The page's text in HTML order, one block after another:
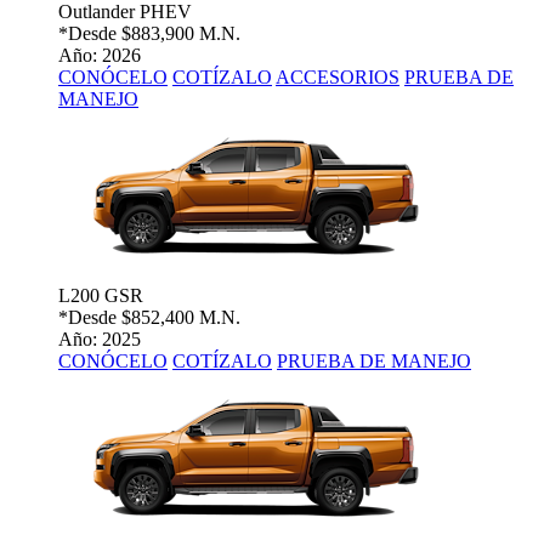
Outlander PHEV
*Desde $883,900 M.N.
Año: 2026
CONÓCELO COTÍZALO ACCESORIOS PRUEBA DE
MANEJO
L200 GSR
*Desde $852,400 M.N.
Año: 2025
CONÓCELO COTÍZALO PRUEBA DE MANEJO